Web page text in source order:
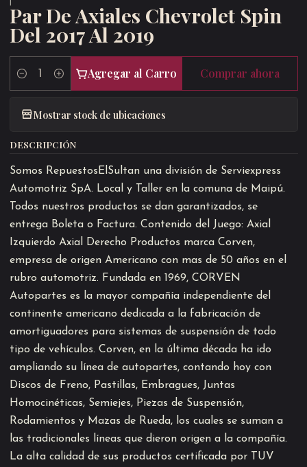
Par De Axiales Chevrolet Spin
Del 2017 Al 2019
Cantidad
Agregar al Carro Comprar ahora
Mostrar stock de ubicaciones
DESCRIPCIÓN
Somos RepuestosElSultan una división de Serviexpress
Automotriz SpA. Local y Taller en la comuna de Maipú.
Todos nuestros productos se dan garantizados, se
entrega Boleta o Factura. Contenido del Juego: Axial
Izquierdo Axial Derecho Productos marca Corven,
empresa de origen Americano con mas de 50 años en el
rubro automotriz. Fundada en 1969, CORVEN
Autopartes es la mayor compañía independiente del
continente americano dedicada a la fabricación de
amortiguadores para sistemas de suspensión de todo
tipo de vehículos. Corven, en la última década ha ido
ampliando su línea de autopartes, contando hoy con
Discos de Freno, Pastillas, Embragues, Juntas
Homocinéticas, Semiejes, Piezas de Suspensión,
Rodamientos y Mazas de Rueda, los cuales se suman a
las tradicionales líneas que dieron origen a la compañía.
La alta calidad de sus productos certificada por TUV